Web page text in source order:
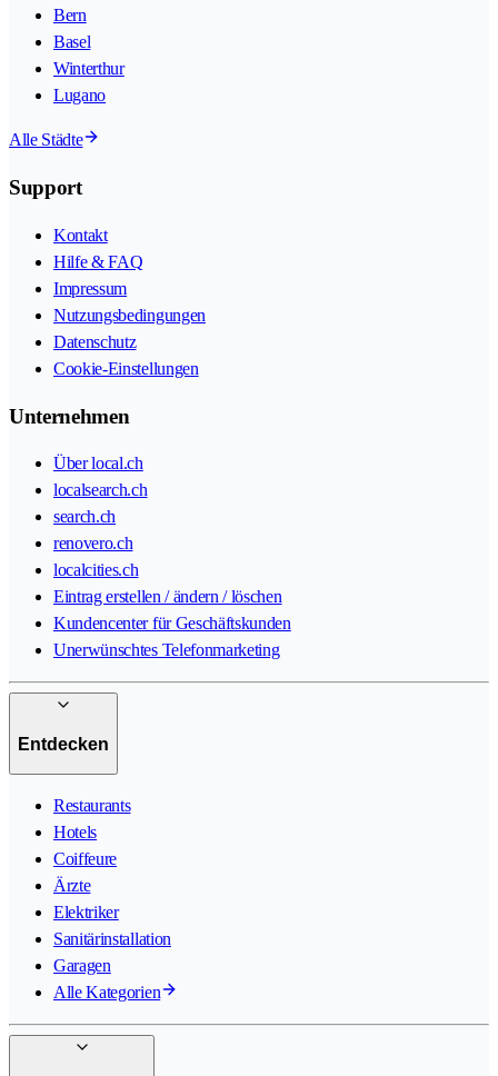
Bern
Basel
Winterthur
Lugano
Alle Städte
Support
Kontakt
Hilfe & FAQ
Impressum
Nutzungsbedingungen
Datenschutz
Cookie-Einstellungen
Unternehmen
Über local.ch
localsearch.ch
search.ch
renovero.ch
localcities.ch
Eintrag erstellen / ändern / löschen
Kundencenter für Geschäftskunden
Unerwünschtes Telefonmarketing
Entdecken
Restaurants
Hotels
Coiffeure
Ärzte
Elektriker
Sanitärinstallation
Garagen
Alle Kategorien